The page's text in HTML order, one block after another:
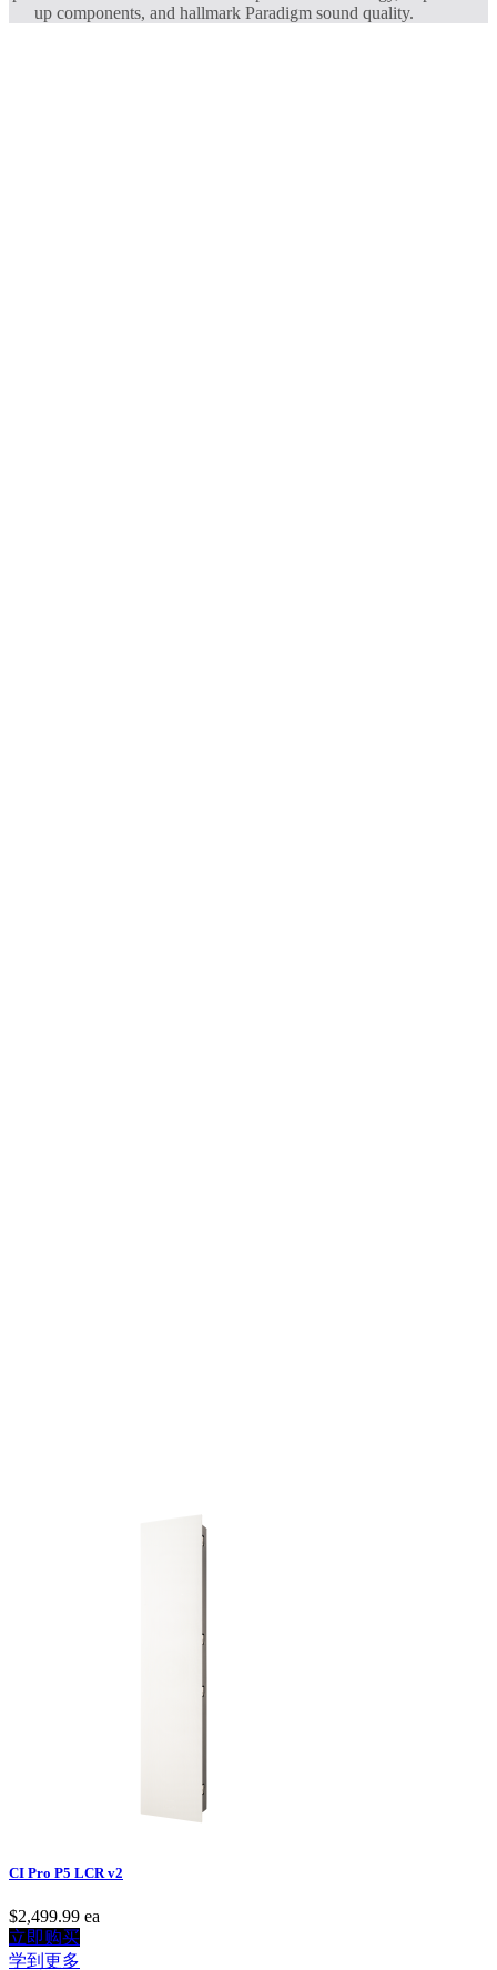
up components, and hallmark Paradigm sound quality.
CI Pro P5 LCR v2
$2,499.99 ea
立即购买
学到更多